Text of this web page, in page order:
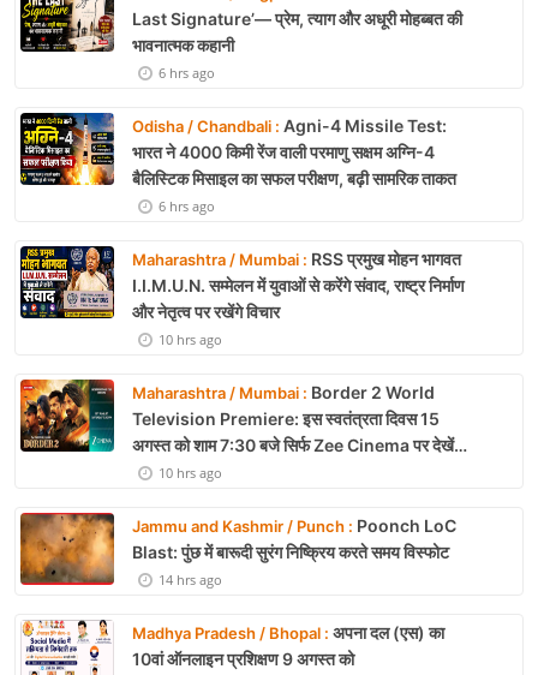
Last Signature’— प्रेम, त्याग और अधूरी मोहब्बत की
भावनात्मक कहानी
6 hrs ago
Odisha / Chandbali : Agni-4 Missile Test:
भारत ने 4000 किमी रेंज वाली परमाणु सक्षम अग्नि-4
बैलिस्टिक मिसाइल का सफल परीक्षण, बढ़ी सामरिक ताकत
6 hrs ago
Maharashtra / Mumbai : RSS प्रमुख मोहन भागवत
I.I.M.U.N. सम्मेलन में युवाओं से करेंगे संवाद, राष्ट्र निर्माण
और नेतृत्व पर रखेंगे विचार
10 hrs ago
Maharashtra / Mumbai : Border 2 World
Television Premiere: इस स्वतंत्रता दिवस 15
अगस्त को शाम 7:30 बजे सिर्फ Zee Cinema पर देखें
बॉर्डर 210 hrs ago
Jammu and Kashmir / Punch : Poonch LoC
Blast: पुंछ में बारूदी सुरंग निष्क्रिय करते समय विस्फोट
14 hrs ago
Madhya Pradesh / Bhopal : अपना दल (एस) का
10वां ऑनलाइन प्रशिक्षण 9 अगस्त को